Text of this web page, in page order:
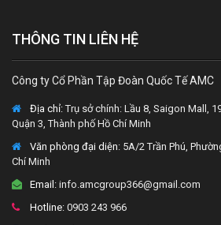
THÔNG TIN LIÊN HỆ
Công ty Cổ Phần Tập Đoàn Quốc Tế AMC
Địa chỉ:Trụ sở chính: Lầu 8, Saigon Mall,
Quận 3, Thành phố Hồ Chí Minh
Văn phòng đại diện: 5A/2 Trần Phú,
Chí Minh
Email: info.amcgroup366@gmail.com
Hotline: 0903 243 966